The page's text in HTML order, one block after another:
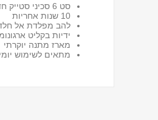
סט 6 סכיני סטייק חדות במיוחד
10 שנות אחריות
להב מפלדת אל חלד
ידיות בקליט
מארז מתנה יוקרתי
מתאים לשימוש